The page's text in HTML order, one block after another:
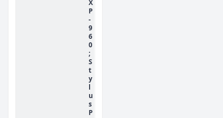
X
P
-
9
6
0
;
S
t
y
l
u
s
P